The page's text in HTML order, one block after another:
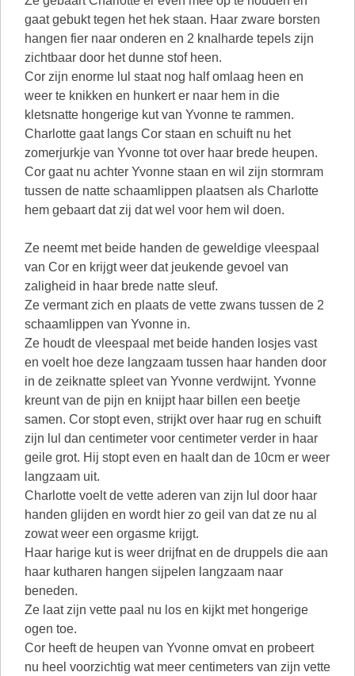
gaat gebukt tegen het hek staan. Haar zware borsten
hangen fier naar onderen en 2 knalharde tepels zijn
zichtbaar door het dunne stof heen.
Cor zijn enorme lul staat nog half omlaag heen en
weer te knikken en hunkert er naar hem in die
kletsnatte hongerige kut van Yvonne te rammen.
Charlotte gaat langs Cor staan en schuift nu het
zomerjurkje van Yvonne tot over haar brede heupen.
Cor gaat nu achter Yvonne staan en wil zijn stormram
tussen de natte schaamlippen plaatsen als Charlotte
hem gebaart dat zij dat wel voor hem wil doen.
Ze neemt met beide handen de geweldige vleespaal
van Cor en krijgt weer dat jeukende gevoel van
zaligheid in haar brede natte sleuf.
Ze vermant zich en plaats de vette zwans tussen de 2
schaamlippen van Yvonne in.
Ze houdt de vleespaal met beide handen losjes vast
en voelt hoe deze langzaam tussen haar handen door
in de zeiknatte spleet van Yvonne verdwijnt. Yvonne
kreunt van de pijn en knijpt haar billen een beetje
samen. Cor stopt even, strijkt over haar rug en schuift
zijn lul dan centimeter voor centimeter verder in haar
geile grot. Hij stopt even en haalt dan de 10cm er weer
langzaam uit.
Charlotte voelt de vette aderen van zijn lul door haar
handen glijden en wordt hier zo geil van dat ze nu al
zowat weer een orgasme krijgt.
Haar harige kut is weer drijfnat en de druppels die aan
haar kutharen hangen sijpelen langzaam naar
beneden.
Ze laat zijn vette paal nu los en kijkt met hongerige
ogen toe.
Cor heeft de heupen van Yvonne omvat en probeert
nu heel voorzichtig wat meer centimeters van zijn vette